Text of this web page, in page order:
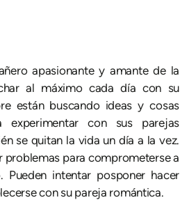
apasionante y amante de la
al máximo cada día con su
están buscando ideas y cosas
experimentar con sus parejas
se quitan la vida un día a la vez.
problemas para comprometerse a
Pueden intentar posponer hacer
con su pareja romántica.